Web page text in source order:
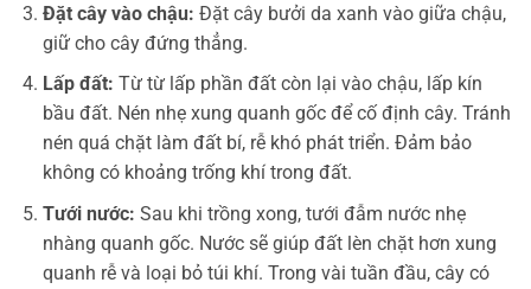
Đặt cây vào chậu: Đặt cây bưởi da xanh vào giữa chậu,
giữ cho cây đứng thẳng.
Lấp đất: Từ từ lấp phần đất còn lại vào chậu, lấp kín
bầu đất. Nén nhẹ xung quanh gốc để cố định cây. Tránh
nén quá chặt làm đất bí, rễ khó phát triển. Đảm bảo
không có khoảng trống khí trong đất.
Tưới nước: Sau khi trồng xong, tưới đẫm nước nhẹ
nhàng quanh gốc. Nước sẽ giúp đất lèn chặt hơn xung
quanh rễ và loại bỏ túi khí. Trong vài tuần đầu, cây có